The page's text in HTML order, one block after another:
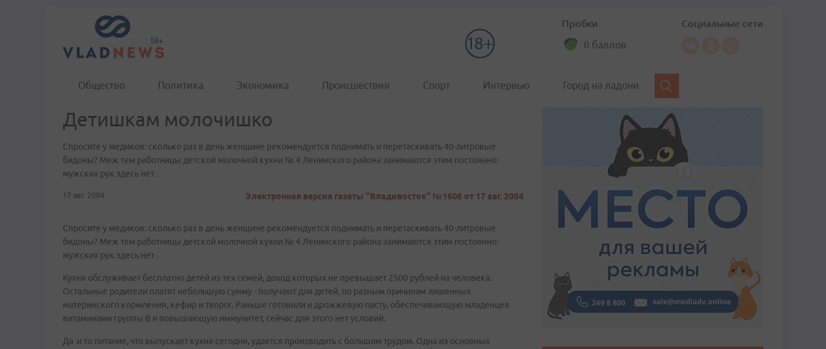
Пробки
0 баллов
Социальные сети
Общество Политика Экономика Происшествия Спорт Интервью Город на ладони
Детишкам молочишко
Спросите у медиков: сколько раз в день женщине рекомендуется поднимать и перетаскивать 40-литровые
бидоны? Меж тем работницы детской молочной кухни № 4 Ленинского района занимаются этим постоянно:
мужских рук здесь нет…
17 авг. 2004 Электронная версия газеты "Владивосток" №1606 от 17 авг. 2004
Спросите у медиков: сколько раз в день женщине рекомендуется поднимать и перетаскивать 40-литровые
бидоны? Меж тем работницы детской молочной кухни № 4 Ленинского района занимаются этим постоянно:
мужских рук здесь нет…
Кухня обслуживает бесплатно детей из тех семей, доход которых не превышает 2500 рублей на человека.
Остальные родители платят небольшую сумму - получают для детей, по разным причинам лишенных
материнского кормления, кефир и творог. Раньше готовили и дрожжевую пасту, обеспечивающую младенцев
витаминами группы В и повышающую иммунитет, сейчас для этого нет условий.
Да и то питание, что выпускает кухня сегодня, удается производить с большим трудом. Одна из основных